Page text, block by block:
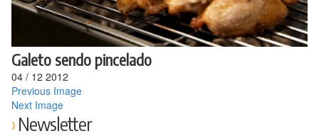
Galeto sendo pincelado
04 / 12 2012
Previous Image
Next Image
Newsletter